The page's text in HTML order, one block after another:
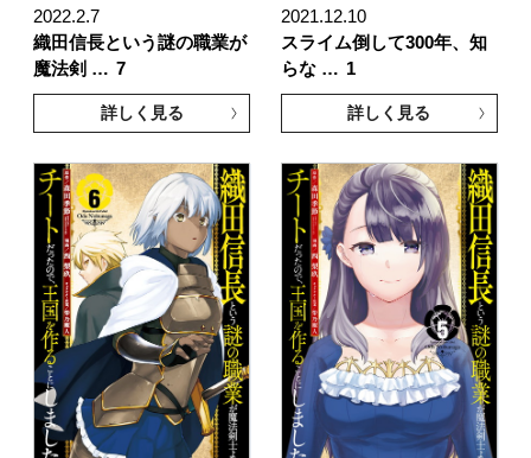
2022.2.7
織田信長という謎の職業が
魔法剣 … 7
詳しく見る
2021.12.10
スライム倒して300年、知
らな … 1
詳しく見る